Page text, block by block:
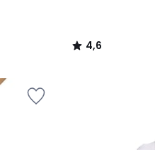
4,6
/